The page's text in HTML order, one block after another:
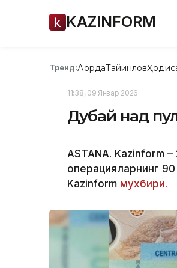
KAZINFORM
Тренд:АқордаТайинлов
11:38, 09 Январ 2026
Дубай нақд
ASTANA. Kazinform
операцияларнинг
Kazinform мухбири.